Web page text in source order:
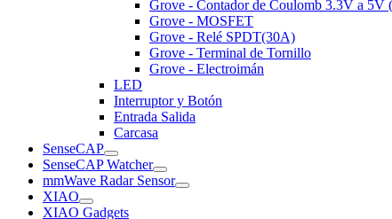
Grove - Contador de Coulomb 3.3V a 5V
Grove - MOSFET
Grove - Relé SPDT(30A)
Grove - Terminal de Tornillo
Grove - Electroimán
LED
Interruptor y Botón
Entrada Salida
Carcasa
SenseCAP
SenseCAP Watcher
mmWave Radar Sensor
XIAO
XIAO Gadgets